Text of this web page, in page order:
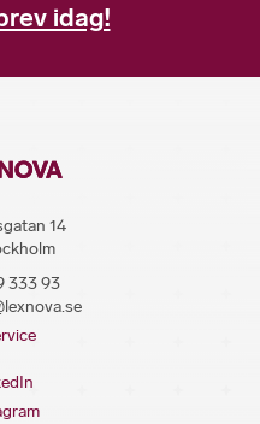
idag!
14
333 93